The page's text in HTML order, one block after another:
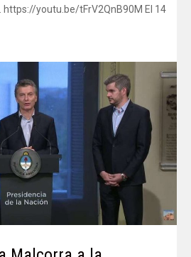
youtu.be/tFrV2QnB90M El 14